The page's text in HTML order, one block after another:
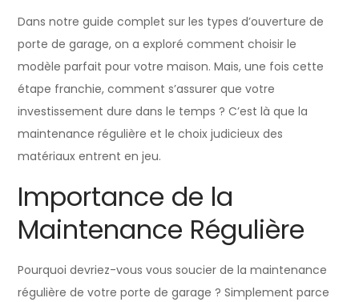
Dans notre guide complet sur les types d’ouverture de
porte de garage, on a exploré comment choisir le
modèle parfait pour votre maison. Mais, une fois cette
étape franchie, comment s’assurer que votre
investissement dure dans le temps ? C’est là que la
maintenance régulière et le choix judicieux des
matériaux entrent en jeu.
Importance de la
Maintenance Régulière
Pourquoi devriez-vous vous soucier de la maintenance
régulière de votre porte de garage ? Simplement parce